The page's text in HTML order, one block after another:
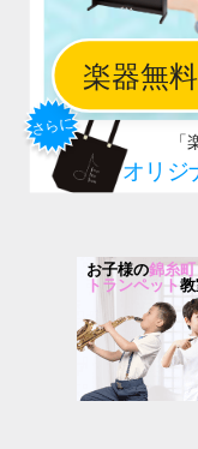
お子様の錦糸町
トランペット